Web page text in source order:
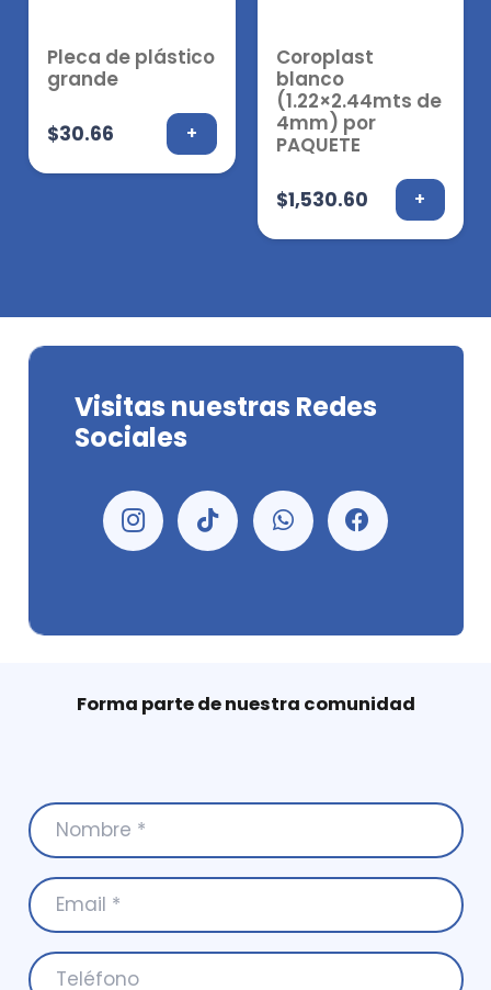
Pleca de plástico
grande
$30.66 +
Coroplast
blanco
(1.22×2.44mts de
4mm) por
PAQUETE
$1,530.60 +
Visitas nuestras Redes
Sociales
Forma parte de nuestra comunidad